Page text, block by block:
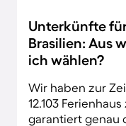
Unterkünfte
Brasilien: Aus
ich wählen?
Wir haben zur
12.103
garantiert genau